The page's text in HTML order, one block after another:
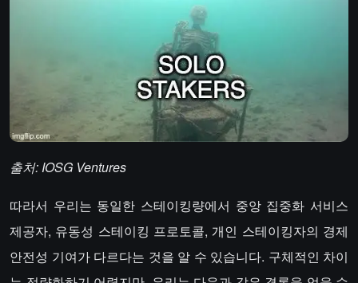
출처: IOSG Ventures
따라서 우리는 동일한 스테이킹량에서 중앙 집중화 서비스
제공자, 유동성 스테이킹 프로토콜, 개인 스테이킹자의 경제
안전성 기여가 다르다는 것을 알 수 있습니다. 구체적인 차이